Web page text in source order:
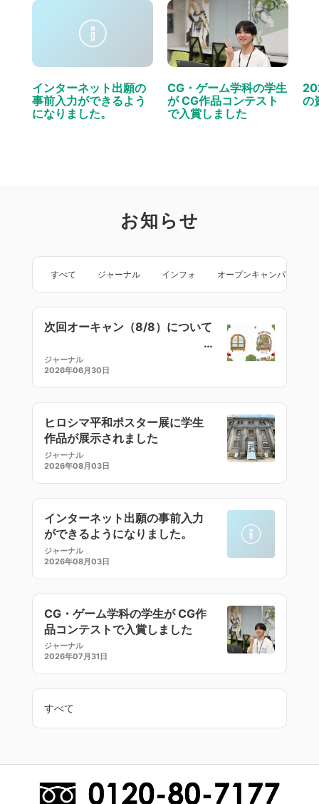
インターネット出願の
事前入力ができるよう
になりました。
CG・ゲーム学科の学生
が CG作品コンテスト
で入賞しました
の
お知らせ
すべて ジャーナル インフォ オープンキャンパス
次回オーキャン（8/8）について
ジャーナル
2026年06月30日
ヒロシマ平和ポスター展に学生
作品が展示されました
ジャーナル
2026年08月03日
インターネット出願の事前入力
ができるようになりました。
ジャーナル
2026年08月03日
CG・ゲーム学科の学生が CG作
品コンテストで入賞しました
ジャーナル
2026年07月31日
すべて